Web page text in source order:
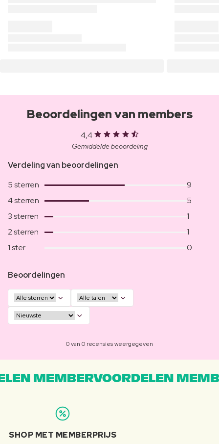
Beoordelingen van members
4,4
Gemiddelde beoordeling
Verdeling van beoordelingen
5 sterren
9
4 sterren
5
3 sterren
1
2 sterren
1
1 ster
0
Beoordelingen
0 van 0 recensies weergegeven
MEMBERVOORDELEN
SHOP MET MEMBERPRIJS